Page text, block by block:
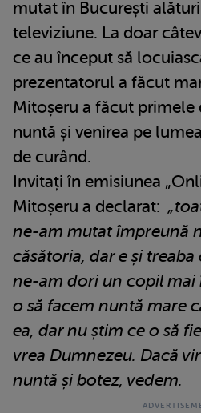
mutat în București
televiziune. La doar
ce au început să
prezentatorul a făcut
Mitoșeru a făcut primele
nuntă și venirea pe
de curând.
Invitați în emisiunea
Mitoșeru a declarat:
ne-am mutat împreună
căsătoria, dar e și
ne-am dori un copil mai
o să facem nuntă mare
ea, dar nu știm ce o să
vrea Dumnezeu. Dacă
nuntă și botez, vedem.